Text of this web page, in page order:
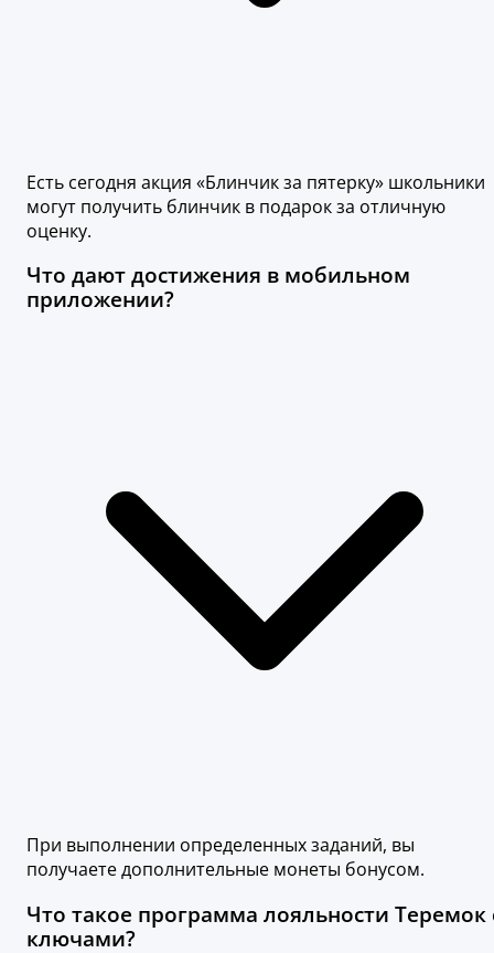
Есть сегодня акция «Блинчик за пятерку» школьники
могут получить блинчик в подарок за отличную
оценку.
Что дают достижения в мобильном
приложении?
При выполнении определенных заданий, вы
получаете дополнительные монеты бонусом.
Что такое программа лояльности Теремок
ключами?